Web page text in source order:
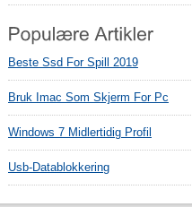
Beste Ssd For Spill 2019
Bruk Imac Som Skjerm For Pc
Windows 7 Midlertidig Profil
Usb-Datablokkering